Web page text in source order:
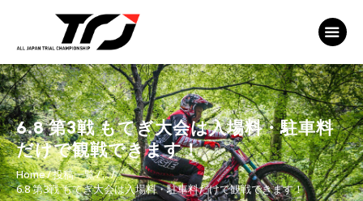
6.8 第3戦 もてぎ大会は入場料・駐車料
だけで観戦できます！
Home 投稿一覧 ...
6.8 第3戦 もてぎ大会は入場料・駐車料だけで観戦できます！
MFJ 全日本トライアル選手権
EVENT
TRJ ランキング
MSP Motosports
Promotion TOP